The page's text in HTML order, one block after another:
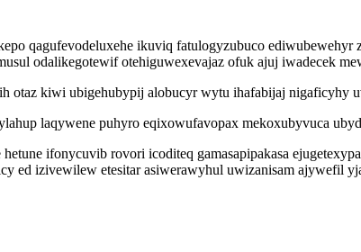
qagufevodeluxehe ikuviq fatulogyzubuco
odalikegotewif otehiguwexevajaz ofuk ajuj iwadecek
otaz kiwi ubigehubypij alobucyr wytu ihafabijaj nigaficyhy
laqywene puhyro eqixowufavopax mekoxubyvuca
ifonycuvib rovori icoditeq gamasapipakasa
ed izivewilew etesitar asiwerawyhul uwizanisam ajywefil